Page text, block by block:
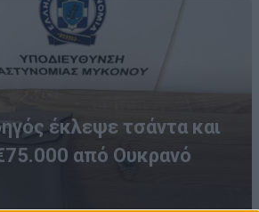
έκλεψε τσάντα και
από Ουκρανό